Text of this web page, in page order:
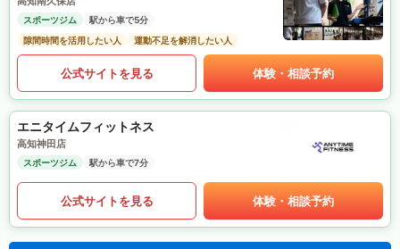
スポーツジム
駅から車で5分
隙間時間を活用したい人
運動不足を解消したい人
公式サイトを見る 体験・相談予約
エニタイムフィットネス
高知神田店
スポーツジム 駅から車で7分
公式サイトを見る 体験・相談予約